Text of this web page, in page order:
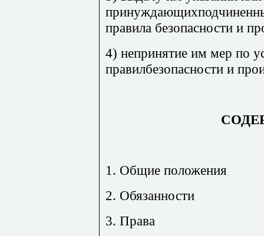
правила безопасности и
4) непринятие им мер по
правилбезопасности и
1. Общие положения
2. Обязанности
3. Права